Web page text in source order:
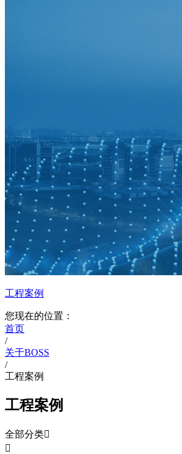
工程案例
您现在的位置：
首页
/
关于BOSS
/
工程案例
工程案例
全部分类
